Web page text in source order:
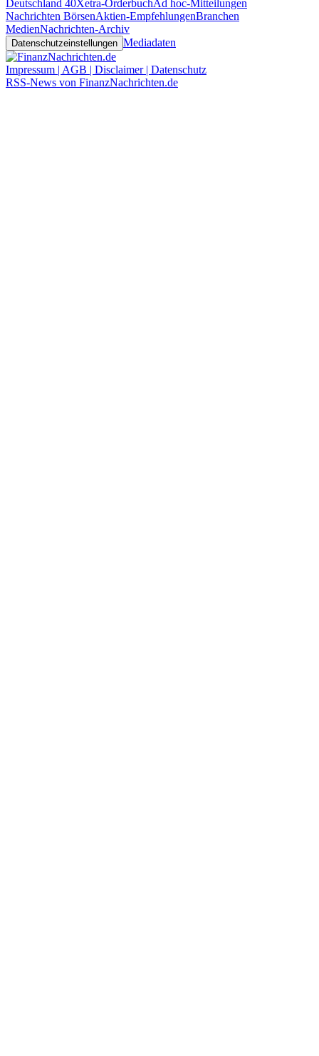
Deutschland 40Xetra-OrderbuchAd hoc-Mitteilungen
Nachrichten BörsenAktien-EmpfehlungenBranchen
MedienNachrichten-Archiv
Datenschutzeinstellungen Mediadaten
Impressum | AGB | Disclaimer | Datenschutz
RSS-News von FinanzNachrichten.de